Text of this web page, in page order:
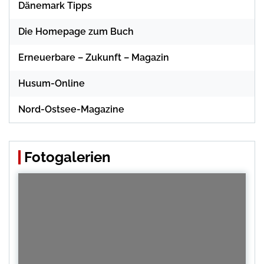
Dänemark Tipps
Die Homepage zum Buch
Erneuerbare – Zukunft – Magazin
Husum-Online
Nord-Ostsee-Magazine
Fotogalerien